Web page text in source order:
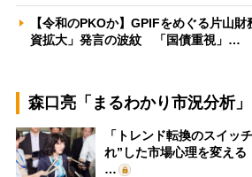
【令和のPKOか】GPIFをめぐる片山
資拡大」発言の波紋 「国債重視」…
森口亮「まるわかり市況分析」
「トレンド転換のスイッ
れ”した市場心理を変える
…